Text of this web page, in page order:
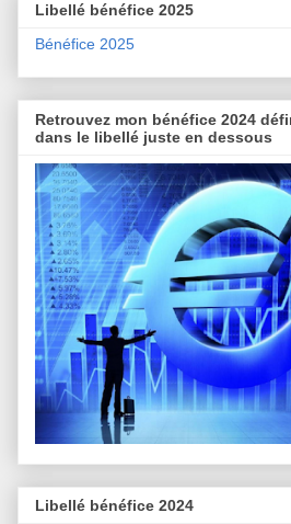
Libellé bénéfice 2025
Bénéfice 2025
Retrouvez mon bénéfice 2024
dans le libellé juste en dessous
Libellé bénéfice 2024